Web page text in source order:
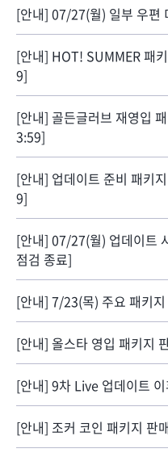
[안내] 07/27(월) 일부 우편
[안내] HOT! SUMMER 패
9]
[안내] 골든글러브 재영입
3:59]
[안내] 업데이트 준비 패키
9]
[안내] 07/27(월) 업데이트
점검 종료]
[안내] 7/23(목) 주요 패키지
[안내] 올스타 영입 패키지
[안내] 9차 Live 업데이트
[안내] 조커 코인 패키지 판